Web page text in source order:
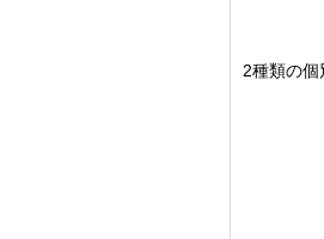
2種類の個